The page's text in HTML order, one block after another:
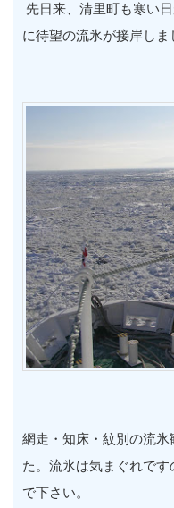
先日来、清里町も寒い
に待望の流氷が接岸しま
網走・知床・紋別の流
た。流氷は気まぐれで
で下さい。